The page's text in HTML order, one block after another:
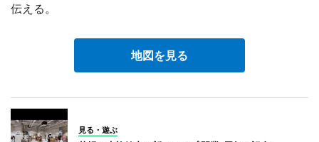
伝える。
地図を見る
見る・遊ぶ